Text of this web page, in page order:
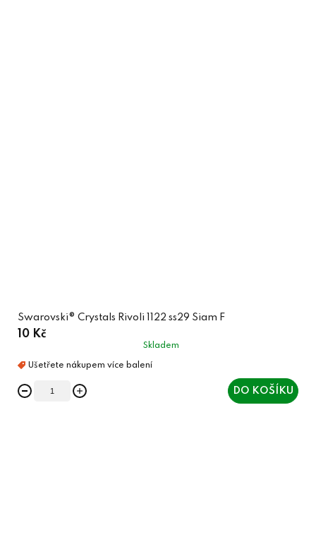
Swarovski® Crystals Rivoli 1122 ss29 Siam F
10 Kč
Skladem
DO KOŠÍKU